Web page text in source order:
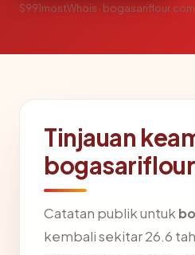
S991mostWhois · bogasariflour.com
Tinjauan
Catatan publik untuk
kembali sekitar 26.6